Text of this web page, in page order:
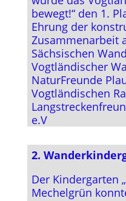
bewegt!“ den 1.
Ehrung der
Zusammenarbeit
Sächsischen
Vogtländischer
NaturFreunde
Vogtländischen
e.V
2.
Der Kindergarten
Mechelgrün